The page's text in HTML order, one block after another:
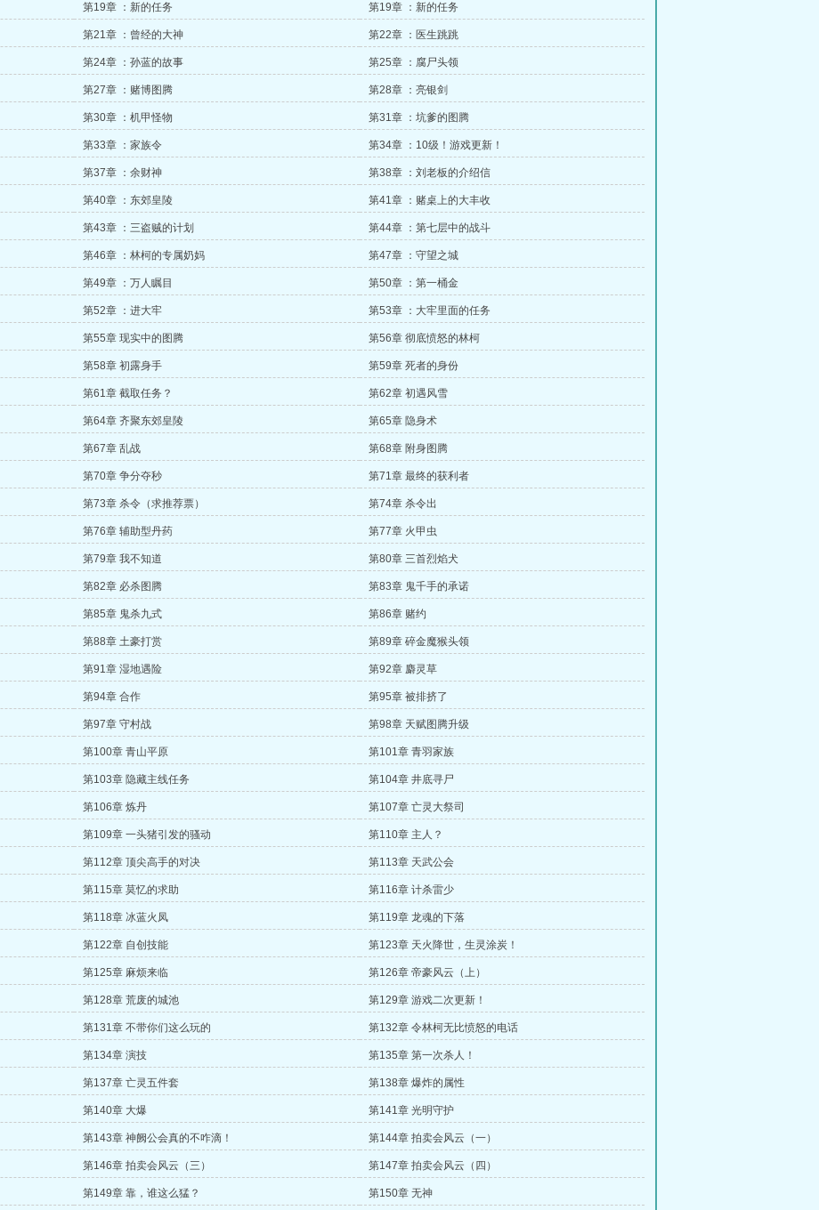
第19章 ：新的任务 第19章 ：新的任务
第21章 ：曾经的大神 第22章 ：医生跳跳
第24章 ：孙蓝的故事 第25章 ：腐尸头领
第27章 ：赌博图腾 第28章 ：亮银剑
第30章 ：机甲怪物 第31章 ：坑爹的图腾
第33章 ：家族令 第34章 ：10级！游戏更新！
第37章 ：余财神 第38章 ：刘老板的介绍信
第40章 ：东郊皇陵 第41章 ：赌桌上的大丰收
第43章 ：三盗贼的计划 第44章 ：第七层中的战斗
第46章 ：林柯的专属奶妈 第47章 ：守望之城
第49章 ：万人瞩目 第50章 ：第一桶金
第52章 ：进大牢 第53章 ：大牢里面的任务
第55章 现实中的图腾 第56章 彻底愤怒的林柯
第58章 初露身手 第59章 死者的身份
第61章 截取任务？ 第62章 初遇风雪
第64章 齐聚东郊皇陵 第65章 隐身术
第67章 乱战 第68章 附身图腾
第70章 争分夺秒 第71章 最终的获利者
第73章 杀令（求推荐票） 第74章 杀令出
第76章 辅助型丹药 第77章 火甲虫
第79章 我不知道 第80章 三首烈焰犬
第82章 必杀图腾 第83章 鬼千手的承诺
第85章 鬼杀九式 第86章 赌约
第88章 土豪打赏 第89章 碎金魔猴头领
第91章 湿地遇险 第92章 麝灵草
第94章 合作 第95章 被排挤了
第97章 守村战 第98章 天赋图腾升级
第100章 青山平原 第101章 青羽家族
第103章 隐藏主线任务 第104章 井底寻尸
第106章 炼丹 第107章 亡灵大祭司
第109章 一头猪引发的骚动 第110章 主人？
第112章 顶尖高手的对决 第113章 天武公会
第115章 莫忆的求助 第116章 计杀雷少
第118章 冰蓝火凤 第119章 龙魂的下落
第122章 自创技能 第123章 天火降世，生灵涂炭！
第125章 麻烦来临 第126章 帝豪风云（上）
第128章 荒废的城池 第129章 游戏二次更新！
第131章 不带你们这么玩的 第132章 令林柯无比愤怒的电话
第134章 演技 第135章 第一次杀人！
第137章 亡灵五件套 第138章 爆炸的属性
第140章 大爆 第141章 光明守护
第143章 神阙公会真的不咋滴！ 第144章 拍卖会风云（一）
第146章 拍卖会风云（三） 第147章 拍卖会风云（四）
第149章 靠，谁这么猛？ 第150章 无神